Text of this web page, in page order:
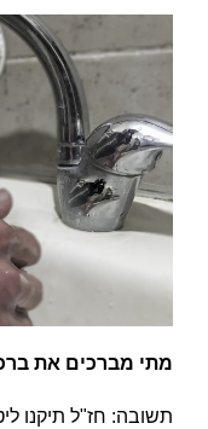
מתי מברכים את
תשובה: חז"ל תיקנו